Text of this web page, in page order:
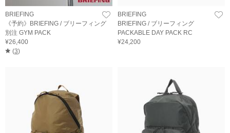
BRIEFING
《予約》BRIEFING / ブリーフィング
別注 GYM PACK
¥26,400
(3)
BRIEFING
BRIEFING / ブリーフィング
PACKABLE DAY PACK RC
¥24,200